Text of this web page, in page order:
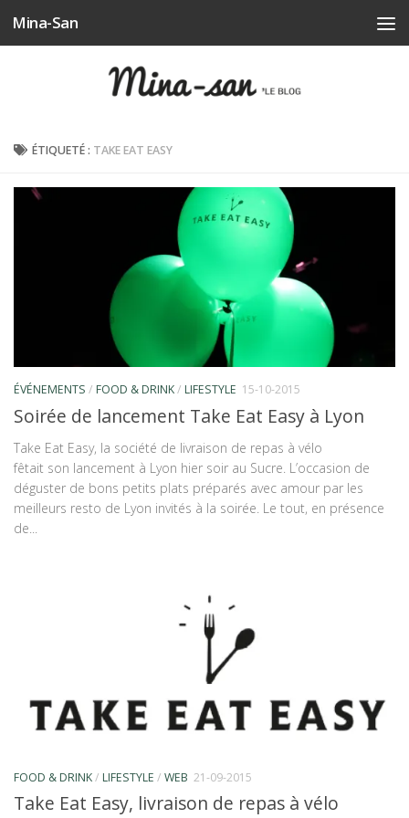
Skip to content
Mina-San
ÉTIQUETÉ : TAKE EAT EASY
ÉVÉNEMENTS / FOOD & DRINK/ LIFESTYLE 15-10-2015
Soirée de lancement Take Eat Easy à Lyon
Take Eat Easy, la société de livraison de repas à vélo
fêtait son lancement à Lyon hier soir au Sucre. L’occasion de
déguster de bons petits plats préparés avec amour par les
meilleurs resto de Lyon invités à la soirée. Le tout, en présence
de...
FOOD & DRINK/ LIFESTYLE / WEB 21-09-2015
Take Eat Easy, livraison de repas à vélo